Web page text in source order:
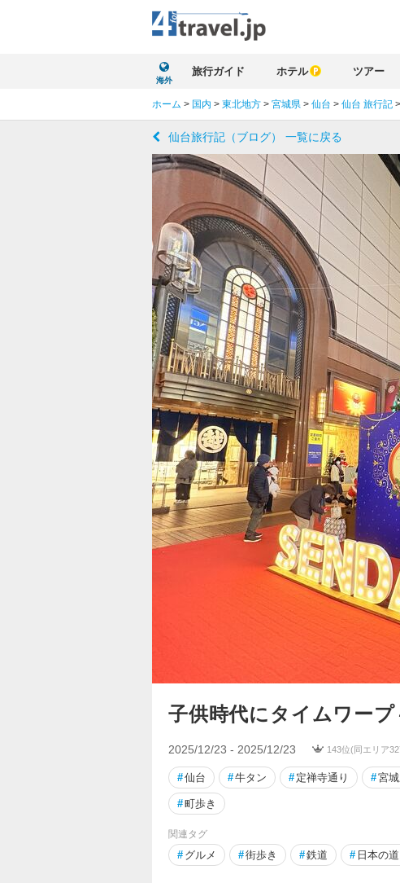
海外
旅行ガイド ホテル ツアー
ホーム > 国内 > 東北地方 > 宮城県 > 仙台 > 仙台 旅行記 >
仙台旅行記（ブログ） 一覧に戻る
子供時代にタイムワー
2025/12/23 - 2025/12/23 143位(同エリア
#仙台 #牛タン # 定禅寺通り #宮
#町歩き
関連タグ
# グルメ #街歩き #鉄道 # 日本の